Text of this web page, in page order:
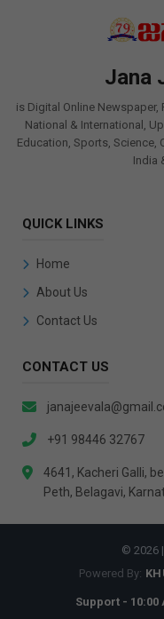
Jana
is Digital Online Newspaper,
National & International,
Education, Sports, Science,
India
QUICK LINKS
Home
About Us
Contact Us
CONTACT US
+91 98446 32767
4641, Kacheri Galli,
Peth, Belagavi,
© 2026 |
Powered By:
Support - 10:00